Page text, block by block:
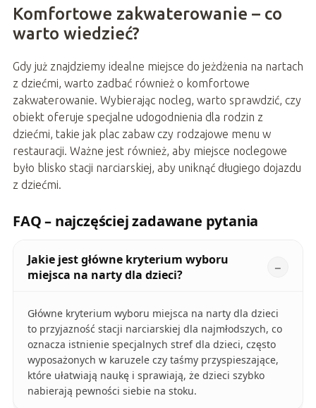
Komfortowe zakwaterowanie – co
warto wiedzieć?
Gdy już znajdziemy idealne miejsce do jeżdżenia na nartach
z dziećmi, warto zadbać również o komfortowe
zakwaterowanie. Wybierając nocleg, warto sprawdzić, czy
obiekt oferuje specjalne udogodnienia dla rodzin z
dziećmi, takie jak plac zabaw czy rodzajowe menu w
restauracji. Ważne jest również, aby miejsce noclegowe
było blisko stacji narciarskiej, aby uniknąć długiego dojazdu
z dziećmi.
FAQ – najczęściej zadawane pytania
Jakie jest główne kryterium wyboru
miejsca na narty dla dzieci?
Główne kryterium wyboru miejsca na narty dla dzieci
to przyjazność stacji narciarskiej dla najmłodszych, co
oznacza istnienie specjalnych stref dla dzieci, często
wyposażonych w karuzele czy taśmy przyspieszające,
które ułatwiają naukę i sprawiają, że dzieci szybko
nabierają pewności siebie na stoku.